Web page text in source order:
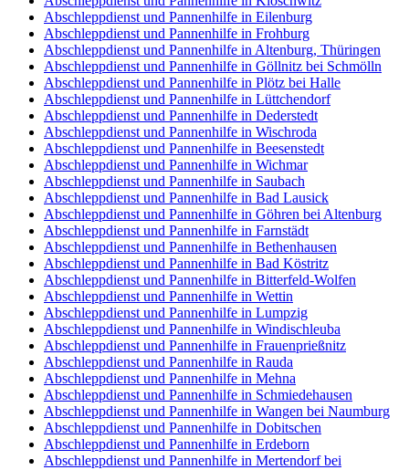
Abschleppdienst und Pannenhilfe in Eilenburg
Abschleppdienst und Pannenhilfe in Frohburg
Abschleppdienst und Pannenhilfe in Altenburg, Thüringen
Abschleppdienst und Pannenhilfe in Göllnitz bei Schmölln
Abschleppdienst und Pannenhilfe in Plötz bei Halle
Abschleppdienst und Pannenhilfe in Lüttchendorf
Abschleppdienst und Pannenhilfe in Dederstedt
Abschleppdienst und Pannenhilfe in Wischroda
Abschleppdienst und Pannenhilfe in Beesenstedt
Abschleppdienst und Pannenhilfe in Wichmar
Abschleppdienst und Pannenhilfe in Saubach
Abschleppdienst und Pannenhilfe in Bad Lausick
Abschleppdienst und Pannenhilfe in Göhren bei Altenburg
Abschleppdienst und Pannenhilfe in Farnstädt
Abschleppdienst und Pannenhilfe in Bethenhausen
Abschleppdienst und Pannenhilfe in Bad Köstritz
Abschleppdienst und Pannenhilfe in Bitterfeld-Wolfen
Abschleppdienst und Pannenhilfe in Wettin
Abschleppdienst und Pannenhilfe in Lumpzig
Abschleppdienst und Pannenhilfe in Windischleuba
Abschleppdienst und Pannenhilfe in Frauenprießnitz
Abschleppdienst und Pannenhilfe in Rauda
Abschleppdienst und Pannenhilfe in Mehna
Abschleppdienst und Pannenhilfe in Schmiedehausen
Abschleppdienst und Pannenhilfe in Wangen bei Naumburg
Abschleppdienst und Pannenhilfe in Dobitschen
Abschleppdienst und Pannenhilfe in Erdeborn
Abschleppdienst und Pannenhilfe in Mertendorf bei